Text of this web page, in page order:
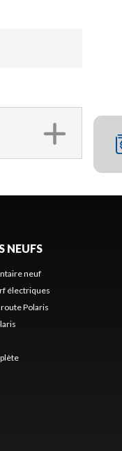
NEUFS
neuf
électriques
Polaris